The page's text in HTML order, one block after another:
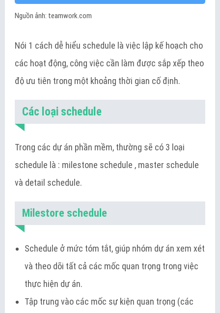
Nguồn ảnh: teamwork.com
Nói 1 cách dễ hiểu schedule là việc lập kế hoạch cho
các hoạt động, công việc cần làm được sắp xếp theo
độ ưu tiên trong một khoảng thời gian cố định.
Các loại schedule
Trong các dự án phần mềm, thường sẽ có 3 loại
schedule là : milestone schedule , master schedule
và detail schedule.
Milestore schedule
Schedule ở mức tóm tắt, giúp nhóm dự án xem xét
và theo dõi tất cả các mốc quan trọng trong việc
thực hiện dự án.
Tập trung vào các mốc sự kiện quan trọng (các